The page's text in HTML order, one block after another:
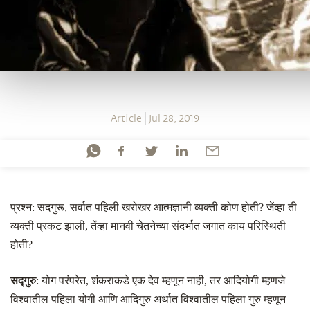
Article Jul 28, 2019
प्रश्न: सदगुरू, सर्वात पहिली खरोखर आत्मज्ञानी व्यक्ती कोण होती?जेंव्हा ती
व्यक्ती प्रकट झाली, तेंव्हा मानवी चेतनेच्या संदर्भात जगात काय परिस्थिती
होती?
सद्गुरु: योग परंपरेत, शंकराकडे एक देव म्हणून नाही, तर आदियोगी म्हणजे
विश्वातील पहिला योगी आणि आदिगुरु अर्थात विश्वातील पहिला गुरु म्हणून